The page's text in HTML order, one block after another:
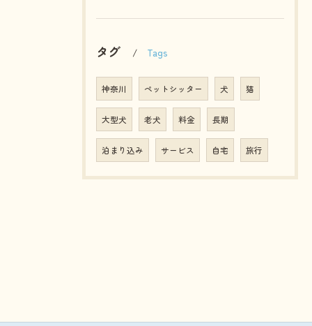
タグ Tags
神奈川 ペットシッター 犬 猫
大型犬 老犬 料金 長期
泊まり込み サービス 自宅 旅行